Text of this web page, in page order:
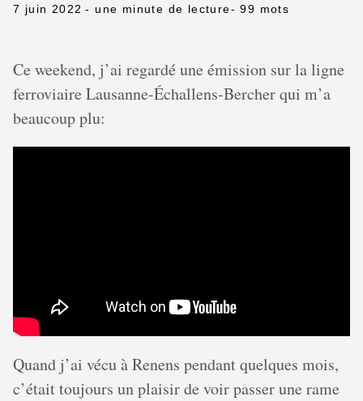
7 juin 2022 - une minute de lecture- 99 mots
Ce weekend, j’ai regardé une émission sur la ligne
ferroviaire Lausanne-Échallens-Bercher qui m’a
beaucoup plu:
Quand j’ai vécu à Renens pendant quelques mois,
c’était toujours un plaisir de voir passer une rame